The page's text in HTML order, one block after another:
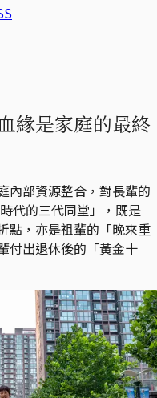
緣是家庭的最終
內部資源整合，對長輩的
代的三代同堂」，既是
點，亦是祖輩的「晚來重
付出退休後的「黃金十